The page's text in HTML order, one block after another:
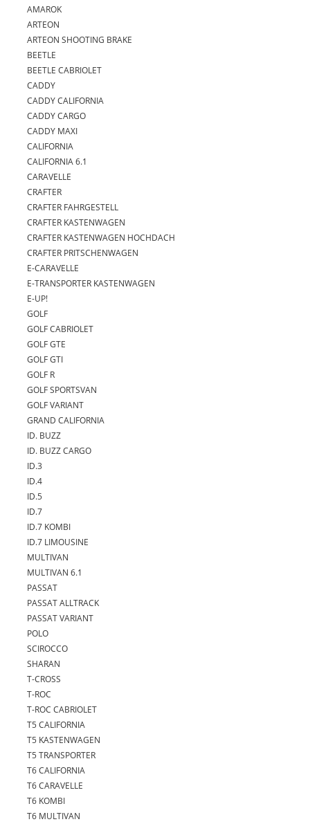
AMAROK
ARTEON
ARTEON SHOOTING BRAKE
BEETLE
BEETLE CABRIOLET
CADDY
CADDY CALIFORNIA
CADDY CARGO
CADDY MAXI
CALIFORNIA
CALIFORNIA 6.1
CARAVELLE
CRAFTER
CRAFTER FAHRGESTELL
CRAFTER KASTENWAGEN
CRAFTER KASTENWAGEN HOCHDACH
CRAFTER PRITSCHENWAGEN
E-CARAVELLE
E-TRANSPORTER KASTENWAGEN
E-UP!
GOLF
GOLF CABRIOLET
GOLF GTE
GOLF GTI
GOLF R
GOLF SPORTSVAN
GOLF VARIANT
GRAND CALIFORNIA
ID. BUZZ
ID. BUZZ CARGO
ID.3
ID.4
ID.5
ID.7
ID.7 KOMBI
ID.7 LIMOUSINE
MULTIVAN
MULTIVAN 6.1
PASSAT
PASSAT ALLTRACK
PASSAT VARIANT
POLO
SCIROCCO
SHARAN
T-CROSS
T-ROC
T-ROC CABRIOLET
T5 CALIFORNIA
T5 KASTENWAGEN
T5 TRANSPORTER
T6 CALIFORNIA
T6 CARAVELLE
T6 KOMBI
T6 MULTIVAN